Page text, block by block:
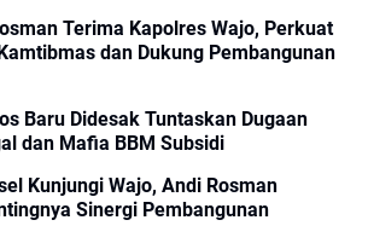
Terima Kapolres Wajo, Perkuat
dan Dukung Pembangunan
Baru Didesak Tuntaskan Dugaan
dan Mafia BBM Subsidi
Kunjungi Wajo, Andi Rosman
Sinergi Pembangunan